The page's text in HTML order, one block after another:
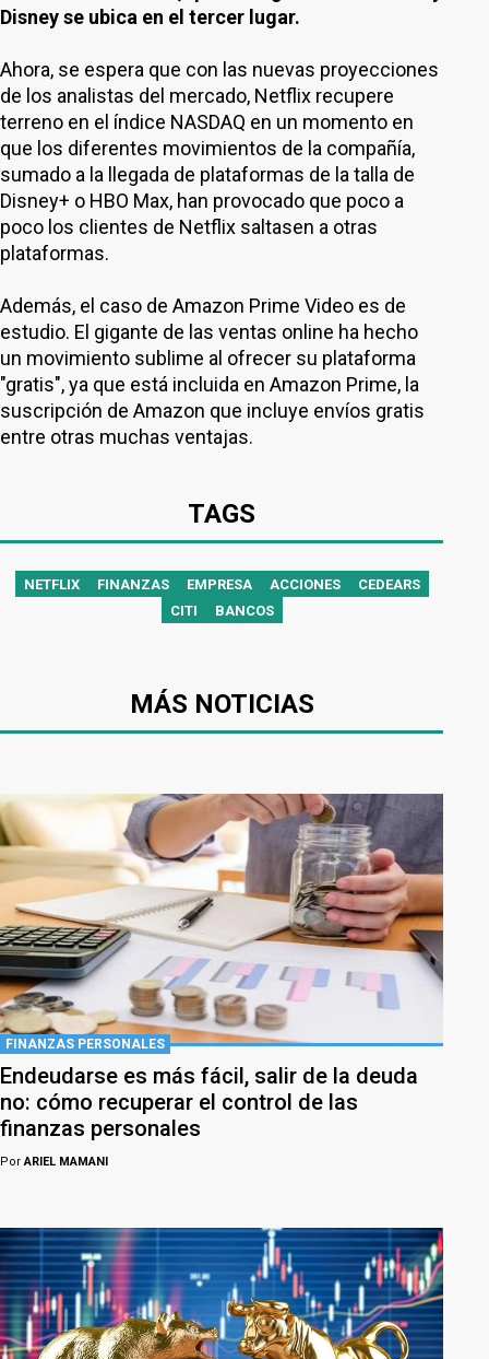
Disney se ubica en el tercer lugar.
Ahora, se espera que con las nuevas proyecciones
de los analistas del mercado, Netflix recupere
terreno en el índice NASDAQ en un momento en
que los diferentes movimientos de la compañía,
sumado a la llegada de plataformas de la talla de
Disney+ o HBO Max, han provocado que poco a
poco los clientes de Netflix saltasen a otras
plataformas.
Además, el caso de Amazon Prime Video es de
estudio. El gigante de las ventas online ha hecho
un movimiento sublime al ofrecer su plataforma
"gratis", ya que está incluida en Amazon Prime, la
suscripción de Amazon que incluye envíos gratis
entre otras muchas ventajas.
TAGS
NETFLIX FINANZAS EMPRESA ACCIONES
CEDEARS
CITI
BANCOS
MÁS NOTICIAS
FINANZAS PERSONALES
Endeudarse es más fácil, salir de la deuda
no: cómo recuperar el control de las
finanzas personales
PorARIEL MAMANI